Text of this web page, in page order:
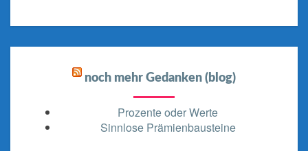
noch mehr Gedanken (blog)
Prozente oder Werte
Sinnlose Prämienbausteine